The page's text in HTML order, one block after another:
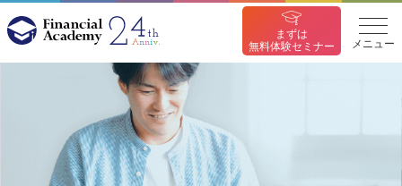
まずは
無料体験セミナー
メニュー